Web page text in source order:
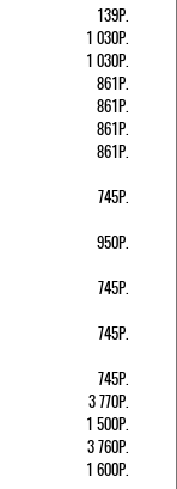
139Р.
1 030Р.
1 030Р.
861Р.
861Р.
861Р.
861Р.
745Р.
950Р.
745Р.
745Р.
745Р.
3 770Р.
1 500Р.
3 760Р.
1 600Р.